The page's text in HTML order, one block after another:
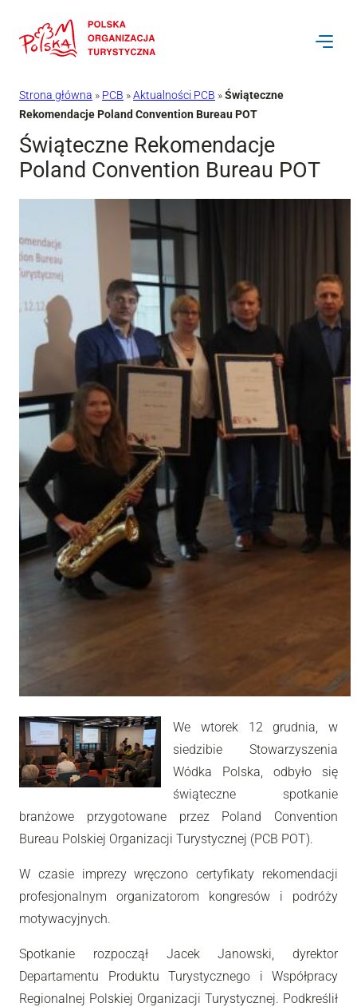
do
Strona główna » PCB »Aktualności PCB »Świąteczne
Rekomendacje Poland Convention Bureau POT
Świąteczne Rekomendacje
Poland Convention Bureau POT
We wtorek 12 grudnia, w
siedzibie Stowarzyszenia
Wódka Polska, odbyło się
świąteczne spotkanie
branżowe przygotowane przez Poland Convention
Bureau Polskiej Organizacji Turystycznej (PCB POT).
W czasie imprezy wręczono certyfikaty rekomendacji
profesjonalnym organizatorom kongresów i podróży
motywacyjnych.
Spotkanie rozpoczął Jacek Janowski, dyrektor
Departamentu Produktu Turystycznego i Współpracy
Regionalnej Polskiej Organizacji Turystycznej. Podkreślił